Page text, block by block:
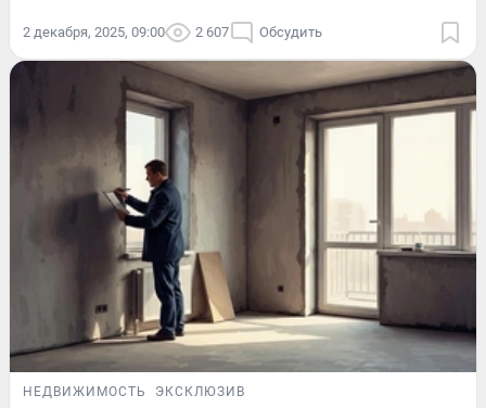
2 декабря, 2025, 09:00 2 607 Обсудить
НЕДВИЖИМОСТЬ ЭКСКЛЮЗИВ